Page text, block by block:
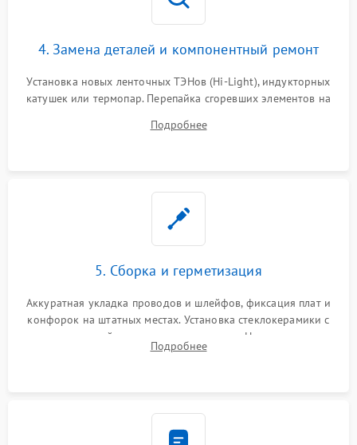
4. Замена деталей и компонентный ремонт
Установка новых ленточных ТЭНов (Hi-Light), индукторных
катушек или термопар. Перепайка сгоревших элементов на
дорожек. Очистка контактов и замена поврежденной
Подробнее
5. Сборка и герметизация
Аккуратная укладка проводов и шлейфов, фиксация плат и
конфорок на штатных местах. Установка стеклокерамики с
проверкой равномерности зазоров. Нанесение
термостойкого герметика или укладка уплотнительной
Подробнее